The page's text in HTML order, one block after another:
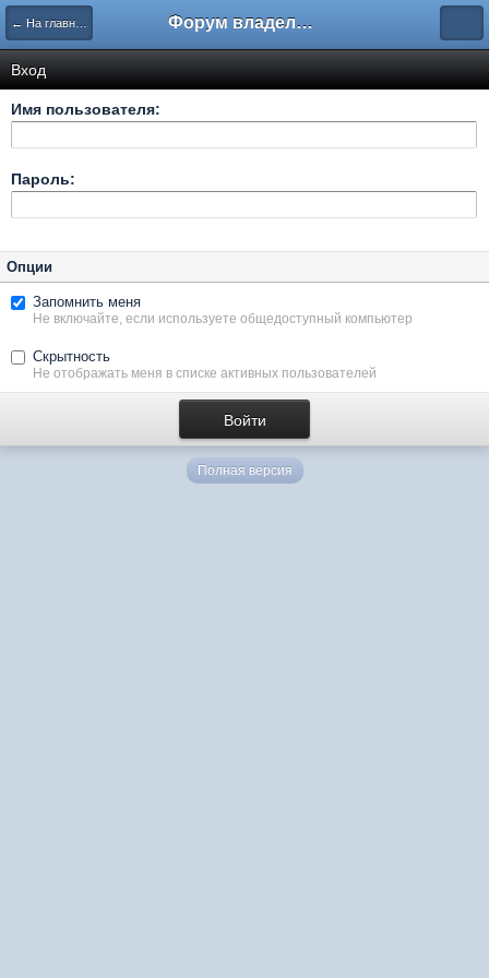
← На главную Форум владельцев интернет-магазинов
Вход
Имя пользователя:
Пароль:
Опции
Запомнить меня
Не включайте, если используете общедоступный компьютер
Скрытность
Не отображать меня в списке активных пользователей
Полная версия